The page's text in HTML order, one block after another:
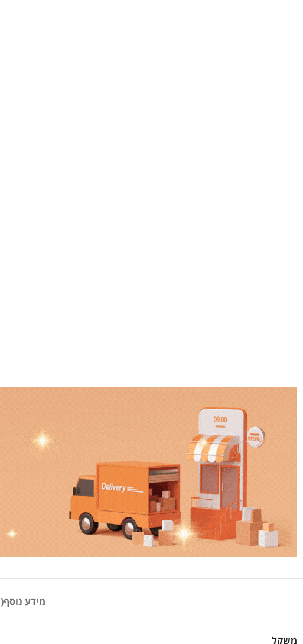
מידע נוסף(1) ביקורות
משקל